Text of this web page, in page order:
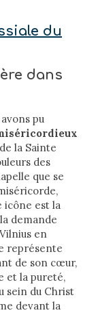
du
dans
pu
la Sainte
des
que se
icône est la
demande
en
représente
de son cœur,
et la pureté,
sein du Christ
devant la